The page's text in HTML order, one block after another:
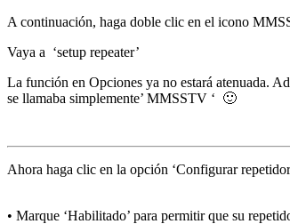
A continuación, haga doble clic en el icono
Vaya a ‘setup repeater’
La función en Opciones ya no estará atenuada.
se llamaba simplemente’ MMSSTV ‘ 🙂
Ahora haga clic en la opción ‘Configurar
• Marque ‘Habilitado’ para permitir que su